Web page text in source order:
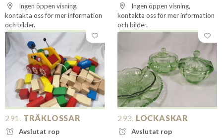
Ingen öppen visning,
kontakta oss för mer information
och bilder.
Ingen öppen visning,
kontakta oss för mer information
och bilder.
291. TRÄKLOSSAR
Avslutat rop
293. LOCKASKAR
Avslutat rop